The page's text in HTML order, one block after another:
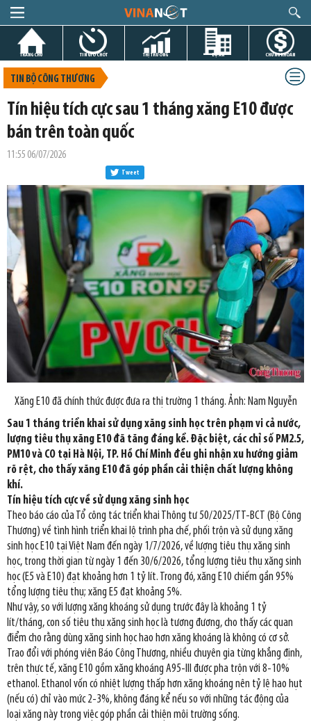
TRANG CHỦ TIN GIỜ CHÓT THỊ TRƯỜNG DỰ ÁN CHỨNG KHOÁN
TIN BỘ CÔNG THƯƠNG
Tín hiệu tích cực sau 1 tháng xăng E10 được
bán trên toàn quốc
11:55 06/07/2026
Tweet
Xăng E10 đã chính thức được đưa ra thị trường 1 tháng. Ảnh: Nam Nguyễn
Sau 1 tháng triển khai sử dụng xăng sinh học trên phạm vi cả nước,
lượng tiêu thụ xăng E10 đã tăng đáng kể. Đặc biệt, các chỉ số PM2.5,
PM10 và CO tại Hà Nội, TP. Hồ Chí Minh đều ghi nhận xu hướng giảm
rõ rệt, cho thấy xăng E10 đã góp phần cải thiện chất lượng không
khí.
Tín hiệu tích cực về sử dụng xăng sinh học
Theo báo cáo của Tổ công tác triển khai Thông tư 50/2025/TT-BCT (Bộ Công
Thương) về tình hình triển khai lộ trình pha chế, phối trộn và sử dụng xăng
sinh học E10 tại Việt Nam đến ngày 1/7/2026, về lượng tiêu thụ xăng sinh
học, trong thời gian từ ngày 1 đến 30/6/2026, tổng lượng tiêu thụ xăng sinh
học (E5 và E10) đạt khoảng hơn 1 tỷ lít. Trong đó, xăng E10 chiếm gần 95%
tổng lượng tiêu thụ; xăng E5 đạt khoảng 5%.
Như vậy, so với lượng xăng khoáng sử dụng trước đây là khoảng 1 tỷ
lít/tháng, con số tiêu thụ xăng sinh học là tương đương, cho thấy các quan
điểm cho rằng dùng xăng sinh học hao hơn xăng khoáng là không có cơ sở.
Trao đổi với phóng viên Báo Công Thương, nhiều chuyên gia từng khẳng định,
trên thực tế, xăng E10 gồm xăng khoáng A95-III được pha trộn với 8-10%
ethanol. Ethanol vốn có nhiệt lượng thấp hơn xăng khoáng nên tỷ lệ hao hụt
(nếu có) chỉ vào mức 2-3%, không đáng kể nếu so với những tác động của
loại xăng này trong việc góp phần cải thiện môi trường sống.